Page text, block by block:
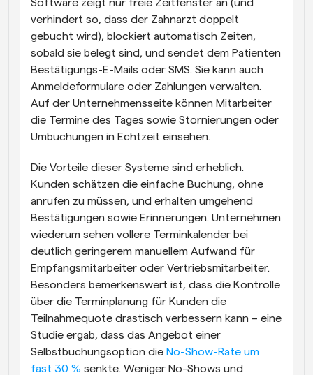
Software zeigt nur freie Zeitfenster an (und
verhindert so, dass der Zahnarzt doppelt
gebucht wird), blockiert automatisch Zeiten,
sobald sie belegt sind, und sendet dem Patienten
Bestätigungs-E-Mails oder SMS. Sie kann auch
Anmeldeformulare oder Zahlungen verwalten.
Auf der Unternehmensseite können Mitarbeiter
die Termine des Tages sowie Stornierungen oder
Umbuchungen in Echtzeit einsehen.
Die Vorteile dieser Systeme sind erheblich.
Kunden schätzen die einfache Buchung, ohne
anrufen zu müssen, und erhalten umgehend
Bestätigungen sowie Erinnerungen. Unternehmen
wiederum sehen vollere Terminkalender bei
deutlich geringerem manuellem Aufwand für
Empfangsmitarbeiter oder Vertriebsmitarbeiter.
Besonders bemerkenswert ist, dass die Kontrolle
über die Terminplanung für Kunden die
Teilnahmequote drastisch verbessern kann – eine
Studie ergab, dass das Angebot einer
Selbstbuchungsoption die No-Show-Rate um
fast 30 % senkte. Weniger No-Shows und